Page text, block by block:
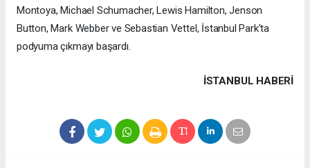
Montoya, Michael Schumacher, Lewis Hamilton, Jenson
Button, Mark Webber ve Sebastian Vettel, İstanbul Park'ta
podyuma çıkmayı başardı.
İSTANBUL HABERİ